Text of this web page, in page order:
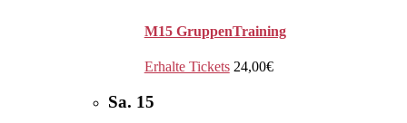
M15 GruppenTraining
Erhalte Tickets 24,00€
Sa. 15